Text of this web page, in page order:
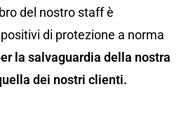
del nostro staff è
di protezione a norma
la salvaguardia della nostra
dei nostri clienti.